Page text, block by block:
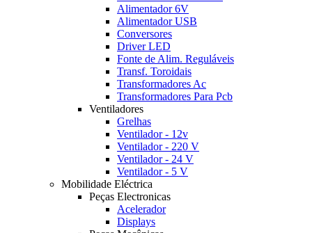
Alimentador 6V
Alimentador USB
Conversores
Driver LED
Fonte de Alim. Reguláveis
Transf. Toroidais
Transformadores Ac
Transformadores Para Pcb
Ventiladores
Grelhas
Ventilador - 12v
Ventilador - 220 V
Ventilador - 24 V
Ventilador - 5 V
Mobilidade Eléctrica
Peças Electronicas
Acelerador
Displays